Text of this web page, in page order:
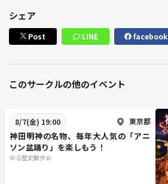
シェア
Post LINE facebook
このサークルの他のイベント
8/7(金) 19:00 東京都
神田明神の名物、毎年大人気の「アニ
ソン盆踊り」を楽しもう！
ゆる歴史散歩会